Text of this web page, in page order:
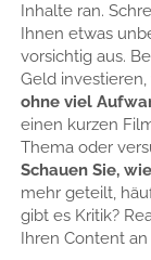
Inhalte ran.
Ihnen etwas
vorsichtig aus.
Geld investieren,
ohne viel
einen kurzen
Thema oder
Schauen Sie,
mehr geteilt,
gibt es Kritik?
Ihren Content